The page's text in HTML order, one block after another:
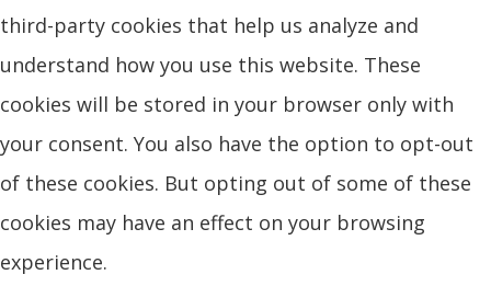
third-party cookies that help us analyze and
understand how you use this website. These
cookies will be stored in your browser only with
your consent. You also have the option to opt-out
of these cookies. But opting out of some of these
cookies may have an effect on your browsing
experience.